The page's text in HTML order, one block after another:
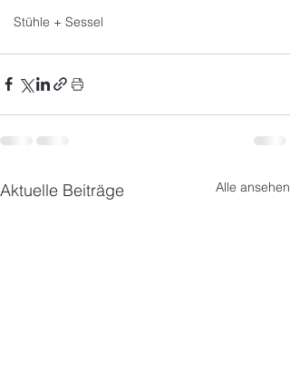
Stühle + Sessel
Aktuelle Beiträge Alle ansehen